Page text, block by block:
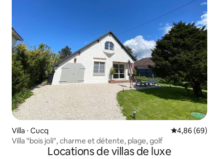
Villa ⋅ Cucq Évaluation
4,86 (69)
Villa "bois joli", charme et détente, plage, golf
Locations de villas de luxe